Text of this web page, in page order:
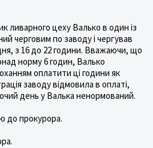
ливарного цеху Валько в один із
черговим по заводу і чергував
з 16 до 22 години. Вважаючи, що
норму 6 годин, Валько
оплатити ці години як
заводу відмовила в оплаті,
день у Валька ненормований.
до прокурора.